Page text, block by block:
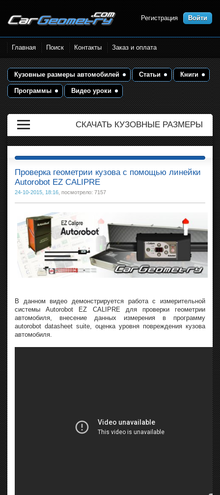
Размеры кузова автомобилей.
Контрольные точки и кузовные
размеры. Геометрия кузова
Регистрация Войти
Главная Поиск Контакты Заказ и оплата
Кузовные размеры автомобилей Статьи Книги
Программы Видео уроки
СКАЧАТЬ КУЗОВНЫЕ РАЗМЕРЫ
Проверка геометрии кузова с помощью линейки
Autorobot EZ CALIPRE
24-10-2015, 18:16 , посмотрело: 7157
В данном видео демонстрируется работа с измерительной
системы Autorobot EZ CALIPRE для проверки геометрии
автомобиля, внесение данных измерения в программу
autorobot datasheet suite, оценка уровня повреждения кузова
автомобиля.